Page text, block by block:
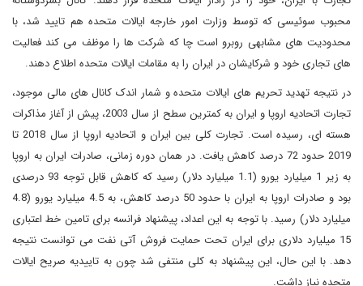
محبوب سوئیسی که توسط وزارت امور خارجه ایالات متحده هم تایید شد، با
محدودیت های مشابهی روبرو است چا که شرکت ها را موظف می کند فعالیت
های تجاری خود و شرکایشان در ایران را به مقامات ایالات متحده اطلاع دهند.
در نتیجه تهدید تحریم های ایالات متحده و شمار اندک کانال های مالی موجود،
تجارت اتحادیه اروپا و ایران به کمترین سطح از سال 2003، پیش از آغاز مذاکرات
هسته ای، رسیده است. تجارت کلی بین ایران و اتحادیه اروپا از سال 2018 تا
2019 حدود 72 درصد کاهش یافت. در همان دوره زمانی، صادرات ایران به اروپا
به زیر 1 میلیارد یورو (1.1 میلیارد دلار) رسید که کاهش قابل توجه 93 درصدی
بود و صادرات اروپا به ایران با حدود 50 درصد کاهش، به 4.5 میلیارد یورو (4.8
میلیارد دلار) رسید. با توجه به این اعداد، پیشنهاد فرانسه برای تامین خط اعتباری
15 میلیارد دلاری برای ایران تحت حمایت فروش آتی نفت می توانست نتیجه
دهد. با این حال، این پیشنهاد به کلی منتفی شد چون به تاییدیه صریح ایالات